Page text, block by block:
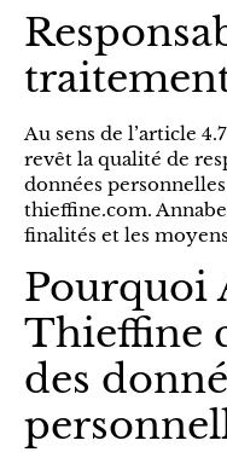
Au sens de l’article
revêt la qualité de
données
thieffine.com.
finalités et les
Pourquoi
Thieffine
des